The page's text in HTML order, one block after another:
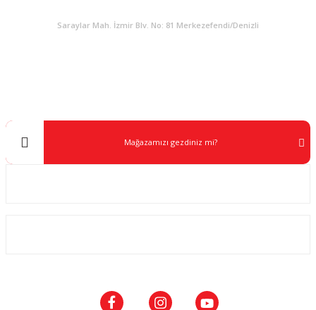
Saraylar Mah. İzmir Blv. No: 81 Merkezefendi/Denizli
Mağazamızı gezdiniz mi?